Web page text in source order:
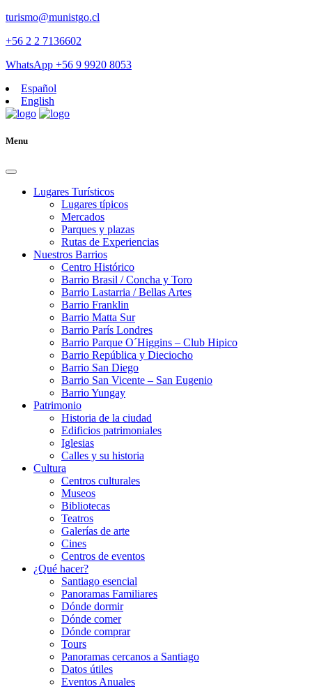
turismo@munistgo.cl
+56 2 2 7136602
WhatsApp +56 9 9920 8053
Español
English
Menu
Lugares Turísticos
Lugares tí­picos
Mercados
Parques y plazas
Rutas de Experiencias
Nuestros Barrios
Centro Histórico
Barrio Brasil / Concha y Toro
Barrio Lastarria / Bellas Artes
Barrio Franklin
Barrio Matta Sur
Barrio Parí­s Londres
Barrio Parque O´Higgins – Club Hipico
Barrio República y Dieciocho
Barrio San Diego
Barrio San Vicente – San Eugenio
Barrio Yungay
Patrimonio
Historia de la ciudad
Edificios patrimoniales
Iglesias
Calles y su historia
Cultura
Centros culturales
Museos
Bibliotecas
Teatros
Galerí­as de arte
Cines
Centros de eventos
¿Qué hacer?
Santiago esencial
Panoramas Familiares
Dónde dormir
Dónde comer
Dónde comprar
Tours
Panoramas cercanos a Santiago
Datos útiles
Eventos Anuales